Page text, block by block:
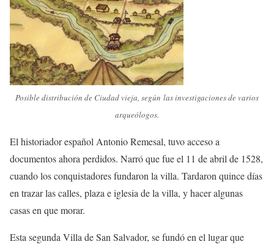
Posible distribución de Ciudad vieja, según las investigaciones de varios
arqueólogos.
El historiador español Antonio Remesal, tuvo acceso a
documentos ahora perdidos. Narró que fue el 11 de abril de 1528,
cuando los conquistadores fundaron la villa. Tardaron quince días
en trazar las calles, plaza e iglesia de la villa, y hacer algunas
casas en que morar.
Esta segunda Villa de San Salvador, se fundó en el lugar que